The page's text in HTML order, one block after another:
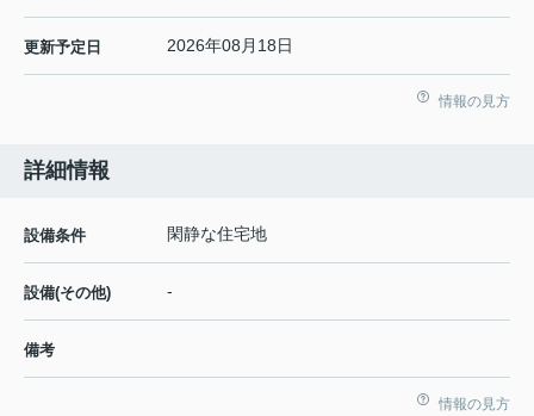
更新予定日 2026年08月18日
情報の見方
詳細情報
設備条件 閑静な住宅地
設備(その他) -
備考
情報の見方